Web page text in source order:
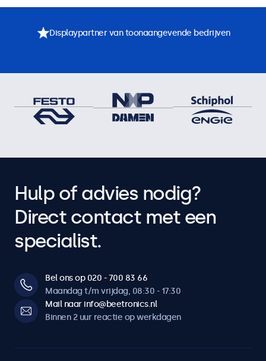
Displaypartner van toonaangevende bedrijven
Hulp of advies nodig?
Direct contact met een
specialist.
Bel ons op 020 - 700 83 66
Maandag t/m vrijdag, 08:30 - 17:30
Mail naar info@beetronics.nl
Binnen 2 uur reactie op werkdagen